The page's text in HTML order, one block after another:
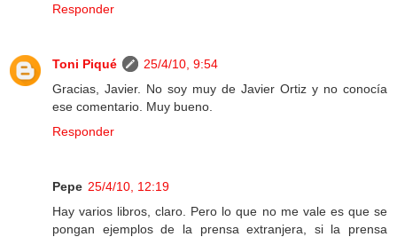
Responder
Toni Piqué
25/4/10, 9:54
Gracias, Javier. No soy muy de Javier Ortiz y no conocía
ese comentario. Muy bueno.
Responder
Pepe 25/4/10, 12:19
Hay varios libros, claro. Pero lo que no me vale es que se
pongan ejemplos de la prensa extranjera, si la prensa